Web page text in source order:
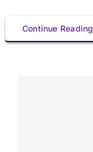
Continue Reading